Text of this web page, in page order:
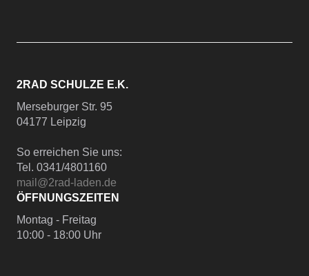
2RAD SCHULZE E.K.
Merseburger Str. 95
04177 Leipzig
So erreichen Sie uns:
Tel. 0341/4801160
mail@2rad-laden.de
ÖFFNUNGSZEITEN
Montag - Freitag
10:00 - 18:00 Uhr